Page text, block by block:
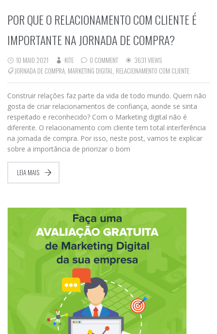
POR QUE O RELACIONAMENTO COM CLIENTE É
IMPORTANTE NA JORNADA DE COMPRA?
10 MAIO 2021 KITE 0 COMMENT
3631 VIEWS
JORNADA DE COMPRA MARKETING DIGITAL RELACIONAMENTO COM CLIENTE
Construir relações faz parte da vida de todo mundo. Quem não
gosta de criar relacionamentos de confiança, aonde se sinta
respeitado e reconhecido? Com o Marketing digital não é
diferente. O relacionamento com cliente tem total interferência
na jornada de compra. Por isso, neste post, vamos te explicar
sobre a importância de priorizar o bom
LEIA MAIS